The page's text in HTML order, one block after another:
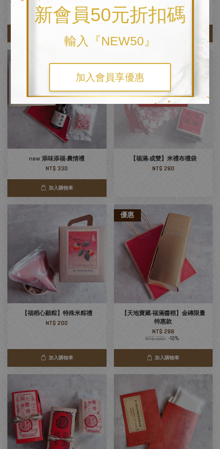
新會員50元折扣碼
輸入『NEW50』
加入會員享優惠
提米禮
NT$ 220
NT$ 220
new 添味添福‧農情禮
NT$ 330
加入購物車
售完
【福滿‧成雙】米禮布禮袋
NT$ 280
【福稻心願粽】特殊米粽禮
NT$ 200
加入購物車
優惠
【天地寶藏‧福滿醬稻】金磚限量
特惠款
NT$ 288
NT$ 320 -10%
加入購物車